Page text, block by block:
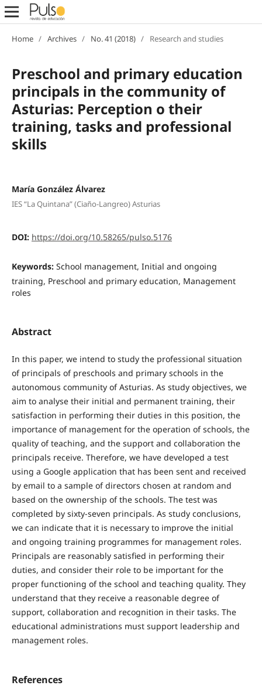
Home / Archives / No. 41 (2018) / Research and studies
Preschool and primary education
principals in the community of
Asturias: Perception o their
training, tasks and professional
skills
María González Álvarez
IES “La Quintana” (Ciaño-Langreo) Asturias
DOI: https://doi.org/10.58265/pulso.5176
Keywords: School management, Initial and ongoing
training, Preschool and primary education, Management
roles
Abstract
In this paper, we intend to study the professional situation
of principals of preschools and primary schools in the
autonomous community of Asturias. As study objectives, we
aim to analyse their initial and permanent training, their
satisfaction in performing their duties in this position, the
importance of management for the operation of schools, the
quality of teaching, and the support and collaboration the
principals receive. Therefore, we have developed a test
using a Google application that has been sent and received
by email to a sample of directors chosen at random and
based on the ownership of the schools. The test was
completed by sixty-seven principals. As study conclusions,
we can indicate that it is necessary to improve the initial
and ongoing training programmes for management roles.
Principals are reasonably satisfied in performing their
duties, and consider their role to be important for the
proper functioning of the school and teaching quality. They
understand that they receive a reasonable degree of
support, collaboration and recognition in their tasks. The
educational administrations must support leadership and
management roles.
References